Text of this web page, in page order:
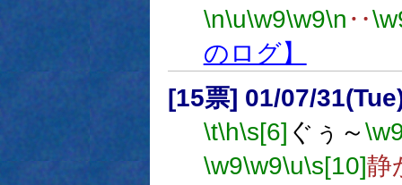
\n\u\w9\w9\n ‥
のログ】
[15票] 01/07/
\t\h\s[6] ぐぅ～
\w9\w9\u\s[10]静